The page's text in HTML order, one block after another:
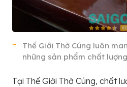
Thế Giới Thờ Cúng luôn
những sản phẩm chất
Tại Thế Giới Thờ Cúng, chất